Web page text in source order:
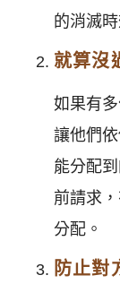
的消滅時
就算沒
如果有
讓他們
能分配
前請求
分配。
防止對